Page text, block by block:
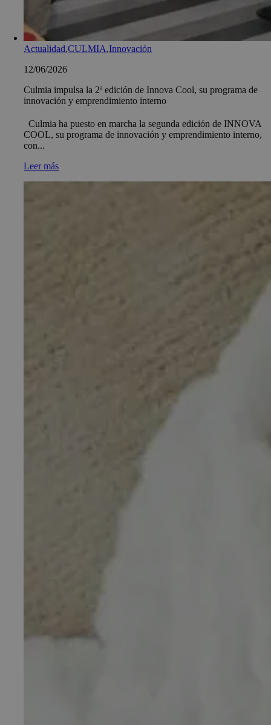
Actualidad,CULMIA,Innovación
12/06/2026
Culmia impulsa la 2ª edición de Innova Cool, su programa de
innovación y emprendimiento interno
Culmia ha puesto en marcha la segunda edición de INNOVA
COOL, su programa de innovación y emprendimiento interno,
con...
Leer más